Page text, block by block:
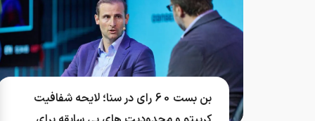
بن بست 60 رای در سنا؛ لایحه شفافیت